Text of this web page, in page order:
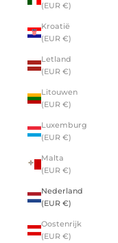
(EUR €)
Kroatië
(EUR €)
Letland
(EUR €)
Litouwen
(EUR €)
Luxemburg
(EUR €)
Malta
(EUR €)
Nederland
(EUR €)
Oostenrijk
(EUR €)